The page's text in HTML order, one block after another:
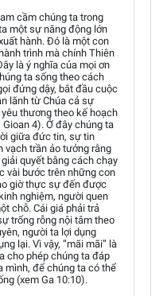
cầm chúng ta trong
một sự năng động lớn
hành. Đó là một con
trình mà chính Thiên
là ý nghĩa của mọi ơn
ta sống theo cách
đứng dậy, bắt đầu cuộc
lãnh từ Chúa cả sự
thương theo kế hoạch
4). Ở đây chúng ta
giữa đức tin, sự tin
vạch trần ảo tưởng rằng
quyết bằng cách chạy
vài bước trên những con
giờ thực sự đến được
nghiệm, người quen
chỗ. Cái giá phải trả
trống rỗng nội tâm theo
người ta lợi dụng
lại. Vì vậy, “mãi mãi” là
cho phép chúng ta đáp
mình, để chúng ta có thể
(xem Ga 10:10).